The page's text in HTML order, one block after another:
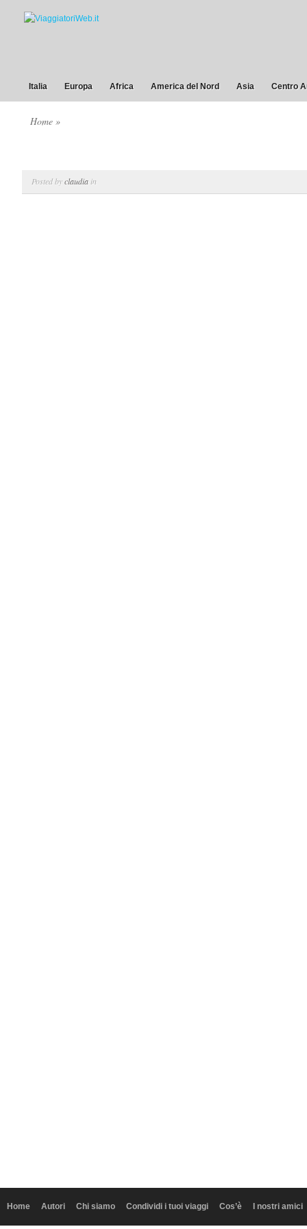
Italia Europa Africa America del Nord Asia Centro
Home »
Posted byclaudia in
Home Autori Chi siamo Condividi i tuoi viaggi Cos’è I nostri amici